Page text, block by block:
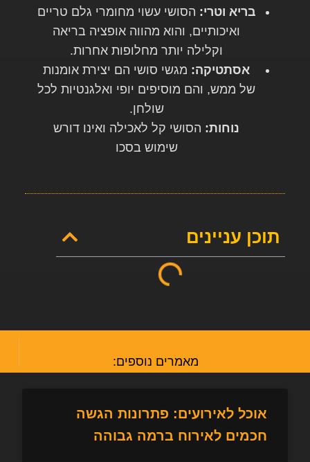
בריא וטרי: הסושי עשוי מחומרי גלם טריים
ואיכותיים, והוא מהווה אופציה בריאה
וקלילה יותר מחלופות אחרות.
אסתטיקה: מגשי סושי הם יצירת אומנות
של ממש, והם מוסיפים יופי ואלגנטיות לכל
שולחן.
נוחות: הסושי קל לאכילה ואינו דורש
שימוש בסכו
תוכן עניינים
מאמרים נוספים:
אוכל לאירועים: פתרונות הגשה
חכמים לאירוח ברמה גבוהה